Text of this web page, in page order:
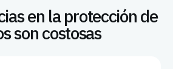
en la protección de
son costosas